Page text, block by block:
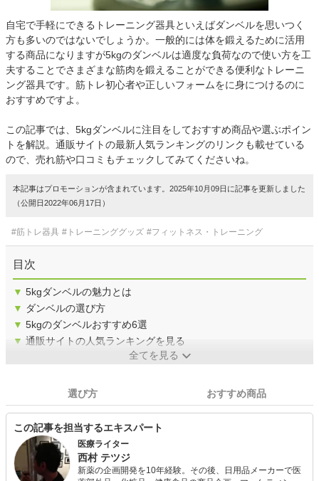
自宅で手軽にできるトレーニング器具といえばダンベルを思いつく
方も多いのではないでしょうか。一般的には体を鍛えるために活用
する商品になりますが5kgのダンベルは適度な負荷なので使い方を工
夫することでさまざまな筋肉を鍛えることができる便利なトレーニ
ング器具です。筋トレ初心者や正しいフォームをに身につけるのに
おすすめですよ。
この記事では、5kgダンベルに注目をしておすすめ商品や選ぶポイン
トを解説。通販サイトの最新人気ランキングのリンクも載せている
ので、売れ筋や口コミもチェックしてみてくださいね。
本記事はプロモーションが含まれています。2025年10月09日に記事を更新しました
（公開日2022年06月17日）
#筋トレ器具 #トレーニンググッズ #フィットネス・トレーニング
目次
▼ 5kgダンベルの魅力とは
▼ ダンベルの選び方
▼ 5kgのダンベルおすすめ6選
▼ 通販サイトの人気ランキングを見る
全てを見る
選び方 おすすめ商品
この記事を担当するエキスパート
医療ライター
西村 テツジ
新薬の企画開発を10年経験。その後、日用品メーカーで医